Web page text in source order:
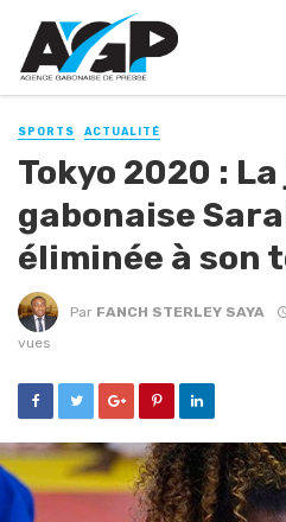
SPORTS ACTUALITÉ
Tokyo 2020 :
gabonaise
éliminée à son
Par FANCH STERLEY SAYA
vues